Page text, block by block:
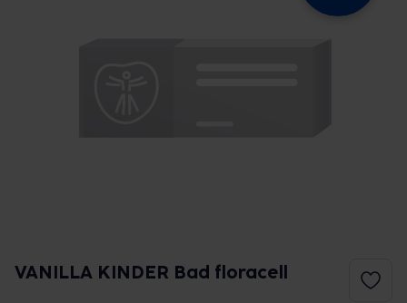
VANILLA KINDER Bad floracell